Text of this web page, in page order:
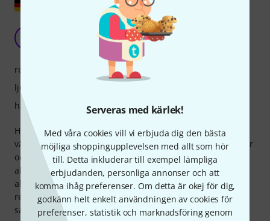
Serveras med kärlek!
Med våra cookies vill vi erbjuda dig den bästa
möjliga shoppingupplevelsen med allt som hör
till. Detta inkluderar till exempel lämpliga
erbjudanden, personliga annonser och att
komma ihåg preferenser. Om detta är okej för dig,
godkänn helt enkelt användningen av cookies för
preferenser, statistik och marknadsföring genom
Wow! Galenskap!
Nordic Starlight 01.02.2022
Högkvalitativt munstycke till ett lågt pris. Super utförande,
väldigt enkel respons, supersnyggt, varmt ljud i alla register
och superprojektion. Det blåste verkligen bort mig! Passar
absolut för jazz. Jag är mycket nöjd med detta Bari Esprit II
altsaxmunstycke och kan varmt och med gott samvete
rekommendera det till både nybörjare och professionella
saxofonister.
respons
ljud
hantverkskvalitet